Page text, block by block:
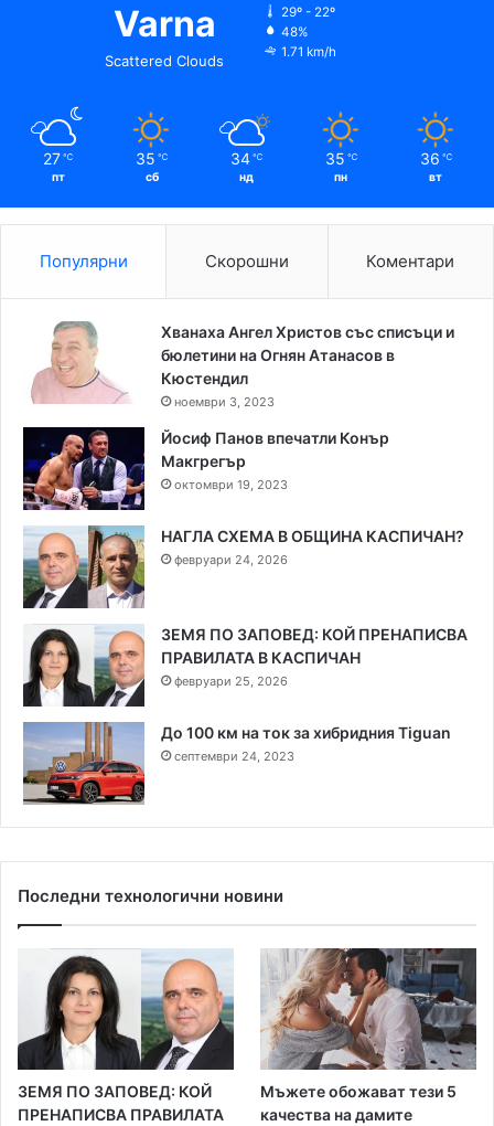
Varna
Scattered Clouds
29º - 22º
48%
1.71 km/h
27 ℃
пт
35 ℃
сб
34 ℃
нд
35 ℃
пн
36 ℃
вт
Популярни Скорошни Коментари
Хванаха Ангел Христов със списъци и
бюлетини на Огнян Атанасов в
Кюстендил
ноември 3, 2023
Йосиф Панов впечатли Конър
Макгрегър
октомври 19, 2023
НАГЛА СХЕМА В ОБЩИНА КАСПИЧАН?
февруари 24, 2026
ЗЕМЯ ПО ЗАПОВЕД: КОЙ ПРЕНАПИСВА
ПРАВИЛАТА В КАСПИЧАН
февруари 25, 2026
До 100 км на ток за хибридния Tiguan
септември 24, 2023
Последни технологични новини
ЗЕМЯ ПО ЗАПОВЕД: КОЙ
ПРЕНАПИСВА ПРАВИЛАТА
Мъжете обожават тези 5
качества на дамите